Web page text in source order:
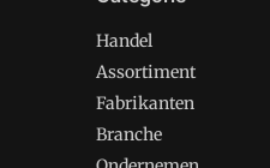
Handel
Assortiment
Fabrikanten
Branche